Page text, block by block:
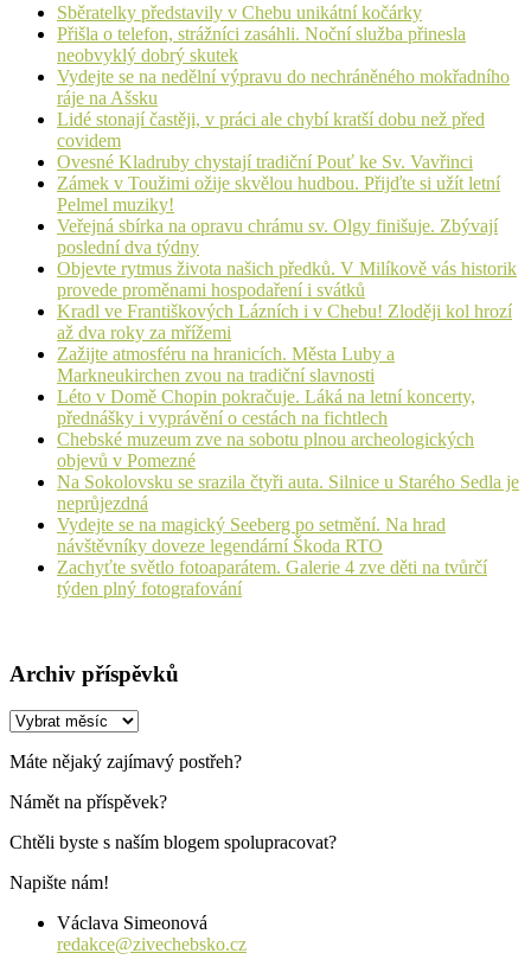
Sběratelky představily v Chebu unikátní kočárky
Přišla o telefon, strážníci zasáhli. Noční služba přinesla
neobvyklý dobrý skutek
Vydejte se na nedělní výpravu do nechráněného mokřadního
ráje na Ašsku
Lidé stonají častěji, v práci ale chybí kratší dobu než před
covidem
Ovesné Kladruby chystají tradiční Pouť ke Sv. Vavřinci
Zámek v Toužimi ožije skvělou hudbou. Přijďte si užít letní
Pelmel muziky!
Veřejná sbírka na opravu chrámu sv. Olgy finišuje. Zbývají
poslední dva týdny
Objevte rytmus života našich předků. V Milíkově vás historik
provede proměnami hospodaření i svátků
Kradl ve Františkových Lázních i v Chebu! Zloději kol hrozí
až dva roky za mřížemi
Zažijte atmosféru na hranicích. Města Luby a
Markneukirchen zvou na tradiční slavnosti
Léto v Domě Chopin pokračuje. Láká na letní koncerty,
přednášky i vyprávění o cestách na fichtlech
Chebské muzeum zve na sobotu plnou archeologických
objevů v Pomezné
Na Sokolovsku se srazila čtyři auta. Silnice u Starého Sedla je
neprůjezdná
Vydejte se na magický Seeberg po setmění. Na hrad
návštěvníky doveze legendární Škoda RTO
Zachyťte světlo fotoaparátem. Galerie 4 zve děti na tvůrčí
týden plný fotografování
Archiv příspěvků
Archiv
Máte nějaký zajímavý postřeh?
Námět na příspěvek?
Chtěli byste s naším blogem spolupracovat?
Napište nám!
Václava Simeonová
redakce@zivechebsko.cz